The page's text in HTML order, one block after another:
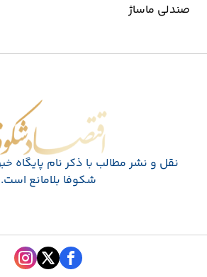
صندلی ماساژ
اقتصاد شکوفا
نقل و نشر مطالب با ذکر نام پايگاه
شکوفا بلامانع است.